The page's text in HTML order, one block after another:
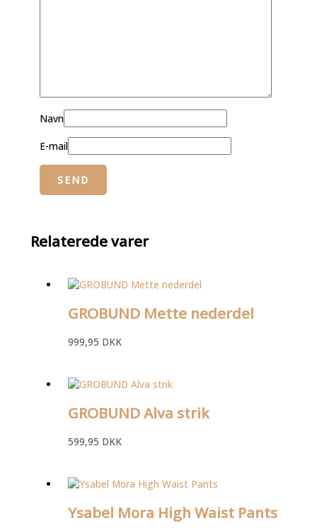
Navn
E-mail
Relaterede varer
GROBUND Mette nederdel
999,95 DKK
GROBUND Alva strik
599,95 DKK
Ysabel Mora High Waist Pants